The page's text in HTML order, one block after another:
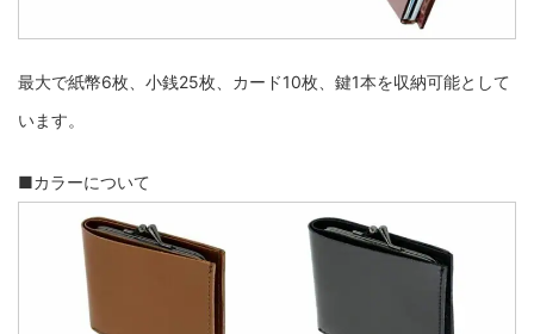
最大で紙幣6枚、小銭25枚、カード10枚、鍵1本を収納可能として
います。
■カラーについて